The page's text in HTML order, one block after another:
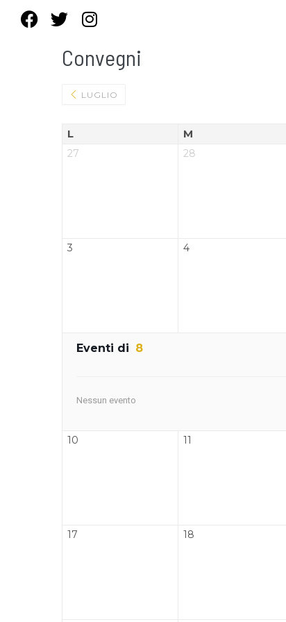
Convegni
LUGLIO
L M
27 28
3 4
Eventi di 8
Nessun evento
10 11
17 18